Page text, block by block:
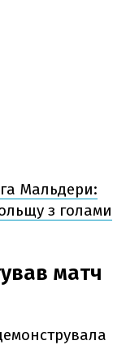
Мальдери:
з голами
матч